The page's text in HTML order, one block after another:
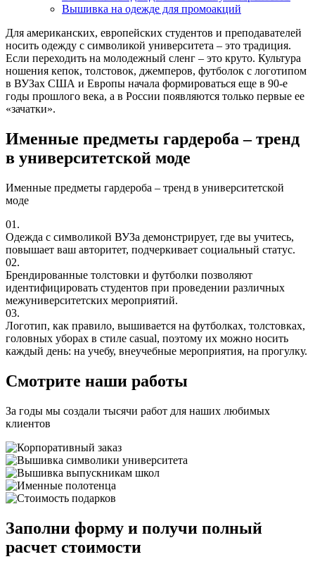
Вышивка на одежде для промоакций
Для американских, европейских студентов и преподавателей
носить одежду с символикой университета – это традиция.
Если переходить на молодежный сленг – это круто. Культура
ношения кепок, толстовок, джемперов, футболок с логотипом
в ВУЗах США и Европы начала формироваться еще в 90-е
годы прошлого века, а в России появляются только первые ее
«зачатки».
Именные предметы гардероба – тренд
в университетской моде
Именные предметы гардероба – тренд в университетской
моде
01.
Одежда с символикой ВУЗа демонстрирует, где вы учитесь,
повышает ваш авторитет, подчеркивает социальный статус.
02.
Брендированные толстовки и футболки позволяют
идентифицировать студентов при проведении различных
межуниверситетских мероприятий.
03.
Логотип, как правило, вышивается на футболках, толстовках,
головных уборах в стиле casual, поэтому их можно носить
каждый день: на учебу, внеучебные мероприятия, на прогулку.
Смотрите наши работы
За годы мы создали тысячи работ для наших любимых
клиентов
Заполни форму и получи полный
расчет стоимости